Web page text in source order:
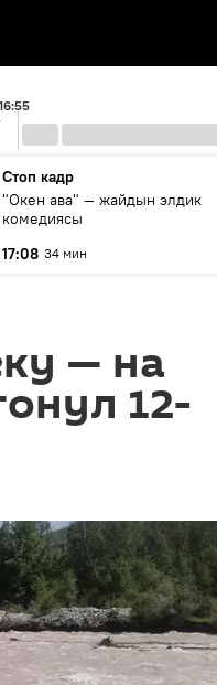
16:55
Стоп кадр
"Окен ава" — жайдын элдик
комедиясы
17:08 34 мин
— на
12-